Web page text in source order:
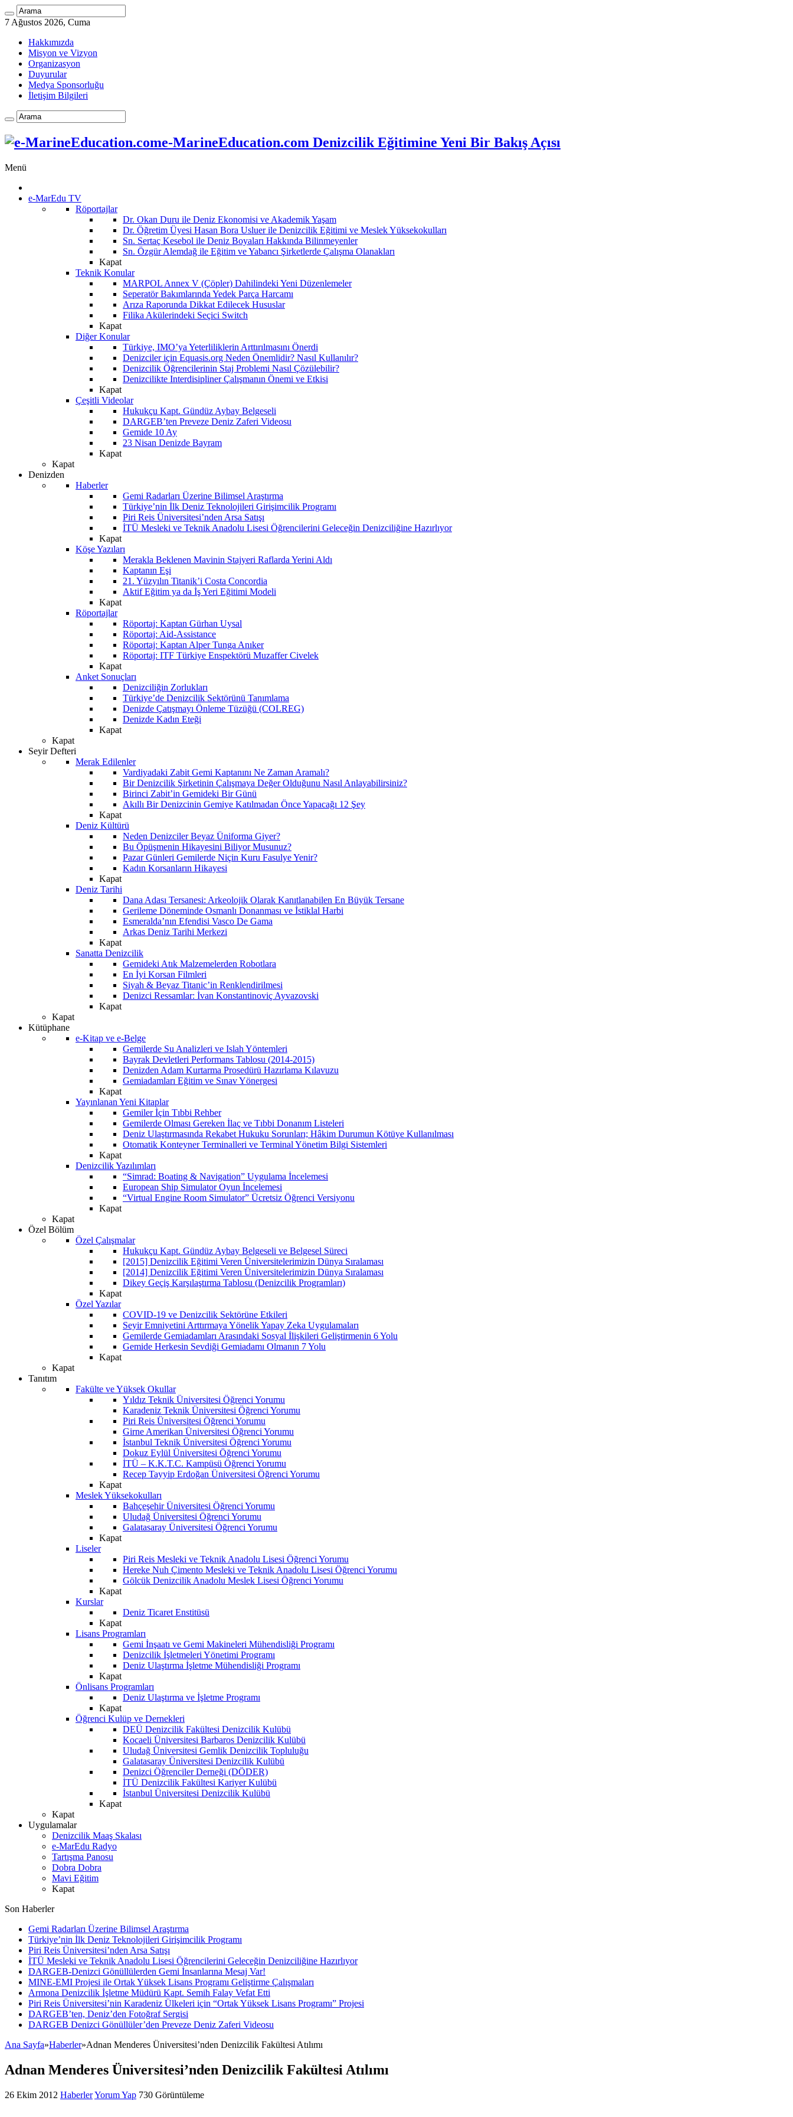
7 Ağustos 2026, Cuma
Hakkımızda
Misyon ve Vizyon
Organizasyon
Duyurular
Medya Sponsorluğu
İletişim Bilgileri
e-MarineEducation.com Denizcilik Eğitimine Yeni Bir Bakış Açısı
Menü
e-MarEdu TV
Röportajlar
Dr. Okan Duru ile Deniz Ekonomisi ve Akademik Yaşam
Dr. Öğretim Üyesi Hasan Bora Usluer ile Denizcilik Eğitimi ve Meslek Yüksekokulları
Sn. Sertaç Kesebol ile Deniz Boyaları Hakkında Bilinmeyenler
Sn. Özgür Alemdağ ile Eğitim ve Yabancı Şirketlerde Çalışma Olanakları
Kapat
Teknik Konular
MARPOL Annex V (Çöpler) Dahilindeki Yeni Düzenlemeler
Seperatör Bakımlarında Yedek Parça Harcamı
Arıza Raporunda Dikkat Edilecek Hususlar
Filika Akülerindeki Seçici Switch
Kapat
Diğer Konular
Türkiye, IMO’ya Yeterliliklerin Arttırılmasını Önerdi
Denizciler için Equasis.org Neden Önemlidir? Nasıl Kullanılır?
Denizcilik Öğrencilerinin Staj Problemi Nasıl Çözülebilir?
Denizcilikte Interdisipliner Çalışmanın Önemi ve Etkisi
Kapat
Çeşitli Videolar
Hukukçu Kapt. Gündüz Aybay Belgeseli
DARGEB’ten Preveze Deniz Zaferi Videosu
Gemide 10 Ay
23 Nisan Denizde Bayram
Kapat
Kapat
Denizden
Haberler
Gemi Radarları Üzerine Bilimsel Araştırma
Türkiye’nin İlk Deniz Teknolojileri Girişimcilik Programı
Piri Reis Üniversitesi’nden Arsa Satışı
İTÜ Mesleki ve Teknik Anadolu Lisesi Öğrencilerini Geleceğin Denizciliğine Hazırlıyor
Kapat
Köşe Yazıları
Merakla Beklenen Mavinin Stajyeri Raflarda Yerini Aldı
Kaptanın Eşi
21. Yüzyılın Titanik’i Costa Concordia
Aktif Eğitim ya da İş Yeri Eğitimi Modeli
Kapat
Röportajlar
Röportaj: Kaptan Gürhan Uysal
Röportaj: Aid-Assistance
Röportaj: Kaptan Alper Tunga Anıker
Röportaj: ITF Türkiye Enspektörü Muzaffer Civelek
Kapat
Anket Sonuçları
Denizciliğin Zorlukları
Türkiye’de Denizcilik Sektörünü Tanımlama
Denizde Çatışmayı Önleme Tüzüğü (COLREG)
Denizde Kadın Eteği
Kapat
Kapat
Seyir Defteri
Merak Edilenler
Vardiyadaki Zabit Gemi Kaptanını Ne Zaman Aramalı?
Bir Denizcilik Şirketinin Çalışmaya Değer Olduğunu Nasıl Anlayabilirsiniz?
Birinci Zabit’in Gemideki Bir Günü
Akıllı Bir Denizcinin Gemiye Katılmadan Önce Yapacağı 12 Şey
Kapat
Deniz Kültürü
Neden Denizciler Beyaz Üniforma Giyer?
Bu Öpüşmenin Hikayesini Biliyor Musunuz?
Pazar Günleri Gemilerde Niçin Kuru Fasulye Yenir?
Kadın Korsanların Hikayesi
Kapat
Deniz Tarihi
Dana Adası Tersanesi: Arkeolojik Olarak Kanıtlanabilen En Büyük Tersane
Gerileme Döneminde Osmanlı Donanması ve İstiklal Harbi
Esmeralda’nın Efendisi Vasco De Gama
Arkas Deniz Tarihi Merkezi
Kapat
Sanatta Denizcilik
Gemideki Atık Malzemelerden Robotlara
En İyi Korsan Filmleri
Siyah & Beyaz Titanic’in Renklendirilmesi
Denizci Ressamlar: İvan Konstantinoviç Ayvazovski
Kapat
Kapat
Kütüphane
e-Kitap ve e-Belge
Gemilerde Su Analizleri ve Islah Yöntemleri
Bayrak Devletleri Performans Tablosu (2014-2015)
Denizden Adam Kurtarma Prosedürü Hazırlama Kılavuzu
Gemiadamları Eğitim ve Sınav Yönergesi
Kapat
Yayınlanan Yeni Kitaplar
Gemiler İçin Tıbbi Rehber
Gemilerde Olması Gereken İlaç ve Tıbbi Donanım Listeleri
Deniz Ulaştırmasında Rekabet Hukuku Sorunları; Hâkim Durumun Kötüye Kullanılması
Otomatik Konteyner Terminalleri ve Terminal Yönetim Bilgi Sistemleri
Kapat
Denizcilik Yazılımları
“Simrad: Boating & Navigation” Uygulama İncelemesi
European Ship Simulator Oyun İncelemesi
“Virtual Engine Room Simulator” Ücretsiz Öğrenci Versiyonu
Kapat
Kapat
Özel Bölüm
Özel Çalışmalar
Hukukçu Kapt. Gündüz Aybay Belgeseli ve Belgesel Süreci
[2015] Denizcilik Eğitimi Veren Üniversitelerimizin Dünya Sıralaması
[2014] Denizcilik Eğitimi Veren Üniversitelerimizin Dünya Sıralaması
Dikey Geçiş Karşılaştırma Tablosu (Denizcilik Programları)
Kapat
Özel Yazılar
COVID-19 ve Denizcilik Sektörüne Etkileri
Seyir Emniyetini Arttırmaya Yönelik Yapay Zeka Uygulamaları
Gemilerde Gemiadamları Arasındaki Sosyal İlişkileri Geliştirmenin 6 Yolu
Gemide Herkesin Sevdiği Gemiadamı Olmanın 7 Yolu
Kapat
Kapat
Tanıtım
Fakülte ve Yüksek Okullar
Yıldız Teknik Üniversitesi Öğrenci Yorumu
Karadeniz Teknik Üniversitesi Öğrenci Yorumu
Piri Reis Üniversitesi Öğrenci Yorumu
Girne Amerikan Üniversitesi Öğrenci Yorumu
İstanbul Teknik Üniversitesi Öğrenci Yorumu
Dokuz Eylül Üniversitesi Öğrenci Yorumu
İTÜ – K.K.T.C. Kampüsü Öğrenci Yorumu
Recep Tayyip Erdoğan Üniversitesi Öğrenci Yorumu
Kapat
Meslek Yüksekokulları
Bahçeşehir Üniversitesi Öğrenci Yorumu
Uludağ Üniversitesi Öğrenci Yorumu
Galatasaray Üniversitesi Öğrenci Yorumu
Kapat
Liseler
Piri Reis Mesleki ve Teknik Anadolu Lisesi Öğrenci Yorumu
Hereke Nuh Çimento Mesleki ve Teknik Anadolu Lisesi Öğrenci Yorumu
Gölcük Denizcilik Anadolu Meslek Lisesi Öğrenci Yorumu
Kapat
Kurslar
Deniz Ticaret Enstitüsü
Kapat
Lisans Programları
Gemi İnşaatı ve Gemi Makineleri Mühendisliği Programı
Denizcilik İşletmeleri Yönetimi Programı
Deniz Ulaştırma İşletme Mühendisliği Programı
Kapat
Önlisans Programları
Deniz Ulaştırma ve İşletme Programı
Kapat
Öğrenci Kulüp ve Dernekleri
DEÜ Denizcilik Fakültesi Denizcilik Kulübü
Kocaeli Üniversitesi Barbaros Denizcilik Kulübü
Uludağ Üniversitesi Gemlik Denizcilik Topluluğu
Galatasaray Üniversitesi Denizcilik Kulübü
Denizci Öğrenciler Derneği (DÖDER)
İTÜ Denizcilik Fakültesi Kariyer Kulübü
İstanbul Üniversitesi Denizcilik Kulübü
Kapat
Kapat
Uygulamalar
Denizcilik Maaş Skalası
e-MarEdu Radyo
Tartışma Panosu
Dobra Dobra
Mavi Eğitim
Kapat
Son Haberler
Gemi Radarları Üzerine Bilimsel Araştırma
Türkiye’nin İlk Deniz Teknolojileri Girişimcilik Programı
Piri Reis Üniversitesi’nden Arsa Satışı
İTÜ Mesleki ve Teknik Anadolu Lisesi Öğrencilerini Geleceğin Denizciliğine Hazırlıyor
DARGEB-Denizci Gönüllülerden Gemi İnsanlarına Mesaj Var!
MINE-EMI Projesi ile Ortak Yüksek Lisans Programı Geliştirme Çalışmaları
Armona Denizcilik İşletme Müdürü Kapt. Semih Falay Vefat Etti
Piri Reis Üniversitesi’nin Karadeniz Ülkeleri için “Ortak Yüksek Lisans Programı” Projesi
DARGEB’ten, Deniz’den Fotoğraf Sergisi
DARGEB Denizci Gönüllüler’den Preveze Deniz Zaferi Videosu
Ana Sayfa»Haberler»Adnan Menderes Üniversitesi’nden Denizcilik Fakültesi Atılımı
Adnan Menderes Üniversitesi’nden Denizcilik Fakültesi Atılımı
26 Ekim 2012 HaberlerYorum Yap 730 Görüntüleme